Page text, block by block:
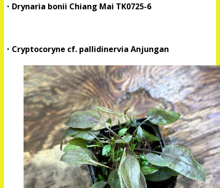
・Drynaria bonii Chiang Mai TK0725-6
・Cryptocoryne cf. pallidinervia Anjungan